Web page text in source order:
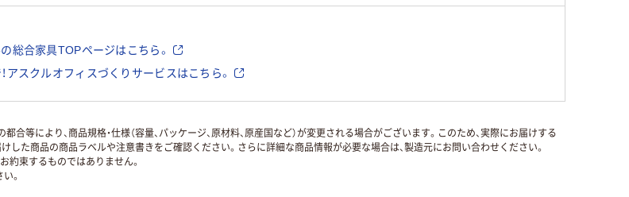
総合家具TOPページはこちら。
アスクルオフィスづくりサービスはこちら。
等により、商品規格・仕様（容量、パッケージ、原材料、原産国など）が変更される場合がございます。このため、実際にお届けする
た商品の商品ラベルや注意書きをご確認ください。さらに詳細な商品情報が必要な場合は、製造元にお問い合わせください。
約束するものではありません。
。